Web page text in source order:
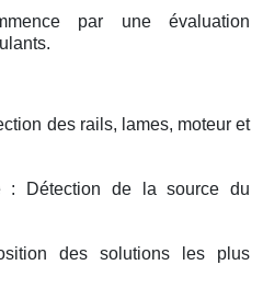
par une évaluation
des rails, lames, moteur et
: Détection de la source du
des solutions les plus